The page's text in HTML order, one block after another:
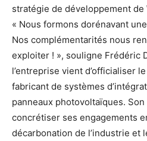
stratégie de développement
« Nous formons dorénavant
Nos complémentarités nous
exploiter ! », souligne Frédéric
l’entreprise vient d’officialiser
fabricant de systèmes
panneaux photovoltaïques.
concrétiser ses engagements
décarbonation de l’industrie et